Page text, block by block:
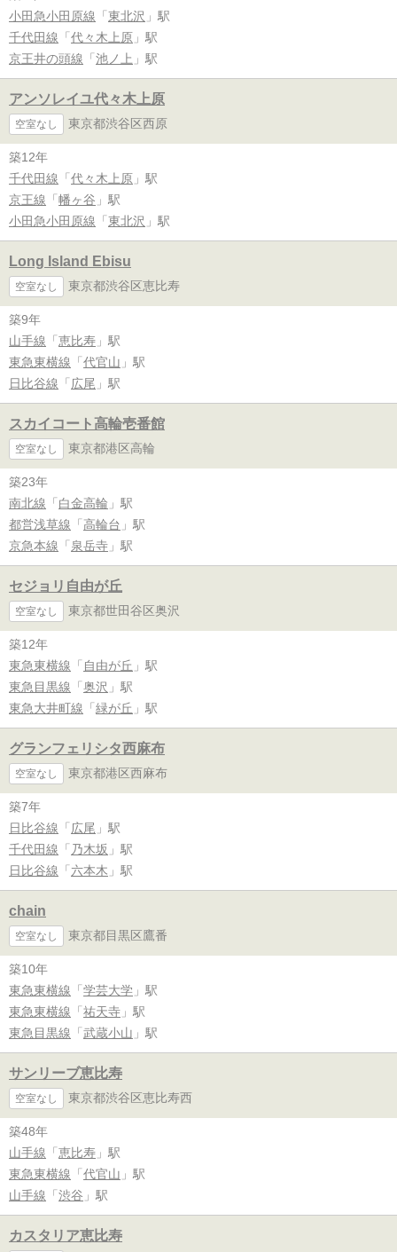
小田急小田原線 「 東北沢 」駅
千代田線 「 代々木上原 」駅
京王井の頭線 「 池ノ上 」駅
アンソレイユ代々木上原
空室なし 東京都渋谷区西原
築12年
千代田線 「 代々木上原 」駅
京王線 「 幡ヶ谷 」駅
小田急小田原線 「 東北沢 」駅
Long Island Ebisu
空室なし 東京都渋谷区恵比寿
築9年
山手線 「 恵比寿 」駅
東急東横線 「 代官山 」駅
日比谷線 「 広尾 」駅
スカイコート高輪壱番館
空室なし 東京都港区高輪
築23年
南北線 「 白金高輪 」駅
都営浅草線 「 高輪台 」駅
京急本線 「 泉岳寺 」駅
セジョリ自由が丘
空室なし 東京都世田谷区奥沢
築12年
東急東横線 「 自由が丘 」駅
東急目黒線 「 奥沢 」駅
東急大井町線 「 緑が丘 」駅
グランフェリシタ西麻布
空室なし 東京都港区西麻布
築7年
日比谷線 「 広尾 」駅
千代田線 「 乃木坂 」駅
日比谷線 「 六本木 」駅
chain
空室なし 東京都目黒区鷹番
築10年
東急東横線 「 学芸大学 」駅
東急東横線 「 祐天寺 」駅
東急目黒線 「 武蔵小山 」駅
サンリーブ恵比寿
空室なし 東京都渋谷区恵比寿西
築48年
山手線 「 恵比寿 」駅
東急東横線 「 代官山 」駅
山手線 「 渋谷 」駅
カスタリア恵比寿